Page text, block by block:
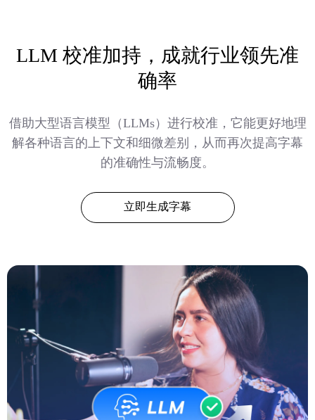
LLM 校准加持，成就行业领先准
确率
借助大型语言模型（LLMs）进行校准，它能更好地理
解各种语言的上下文和细微差别，从而再次提高字幕
的准确性与流畅度。
立即生成字幕